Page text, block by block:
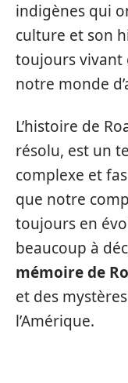
indigènes qui
culture et son
toujours vivant
notre monde
L’histoire de
résolu, est un
complexe et
que notre
toujours en
beaucoup à
mémoire de
et des
l’Amérique.